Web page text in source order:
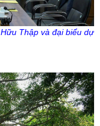
Thập và đại biểu dự